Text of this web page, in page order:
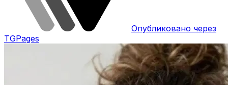
Опубликовано через
TGPages